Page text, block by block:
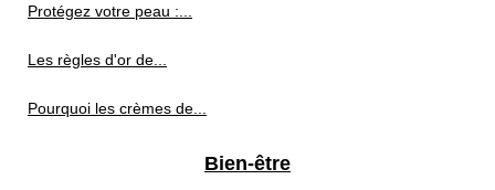
Protégez votre peau :...
Les règles d'or de...
Pourquoi les crèmes de...
Bien-être